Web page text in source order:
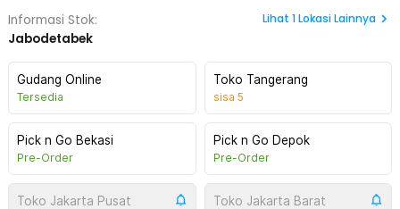
Informasi Stok:
Jabodetabek
Lihat 1Lokasi Lainnya
Gudang Online
Tersedia
Toko Tangerang
sisa 5
Pick n Go Bekasi
Pre-Order
Pick n Go Depok
Pre-Order
Toko Jakarta Pusat Toko Jakarta Barat